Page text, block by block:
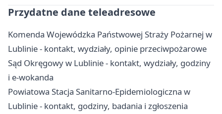
Przydatne dane teleadresowe
Komenda Wojewódzka Państwowej Straży Pożarnej w
Lublinie - kontakt, wydziały, opinie przeciwpożarowe
Sąd Okręgowy w Lublinie - kontakt, wydziały, godziny
i e-wokanda
Powiatowa Stacja Sanitarno-Epidemiologiczna w
Lublinie - kontakt, godziny, badania i zgłoszenia